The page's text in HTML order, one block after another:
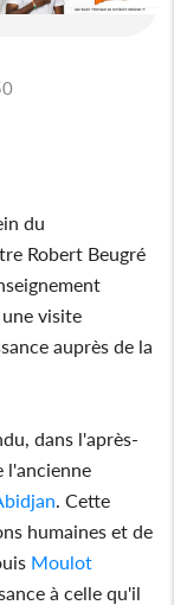
du
Robert Beugré
visite
auprès de la
dans l'après-
l'ancienne
. Cette
humaines et de
Moulot
à celle qu'il